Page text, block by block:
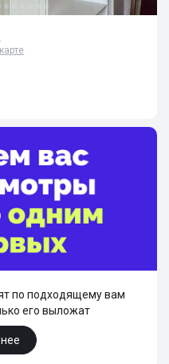
по подходящему вам
его выложат